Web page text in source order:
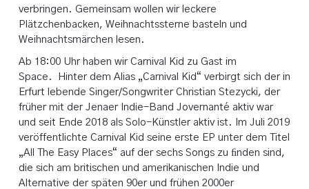
verbringen. Gemeinsam wollen wir leckere
Plätzchenbacken, Weihnachtssterne basteln und
Weihnachtsmärchen lesen.
Ab 18:00 Uhr haben wir Carnival Kid zu Gast im
Space. Hinter dem Alias „Carnival Kid“ verbirgt sich der in
Erfurt lebende Singer/Songwriter Christian Stezycki, der
früher mit der Jenaer Indie-Band Jovernanté aktiv war
und seit Ende 2018 als Solo-Künstler aktiv ist. Im Juli 2019
veröffentlichte Carnival Kid seine erste EP unter dem Titel
„All The Easy Places“ auf der sechs Songs zu ﬁnden sind,
die sich am britischen und amerikanischen Indie und
Alternative der späten 90er und frühen 2000er